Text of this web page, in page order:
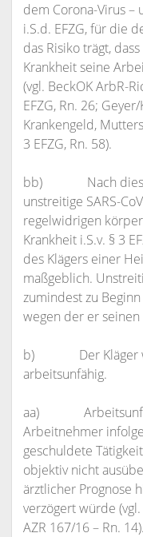
dem Corona-Virus –
i.S.d. EFZG, für die
das Risiko trägt,
Krankheit seine
(vgl. BeckOK ArbR-
EFZG, Rn. 26;
Krankengeld,
3 EFZG, Rn. 58).
bb) Nach diesen
unstreitige SARS-
regelwidrigen
Krankheit i.S.v. § 3
des Klägers einer
maßgeblich.
zumindest zu
wegen der er
b) Der Kläger
arbeitsunfähig.
aa)
Arbeitnehmer
geschuldete
objektiv nicht
ärztlicher Prognose
verzögert würde
AZR 167/16 – Rn.